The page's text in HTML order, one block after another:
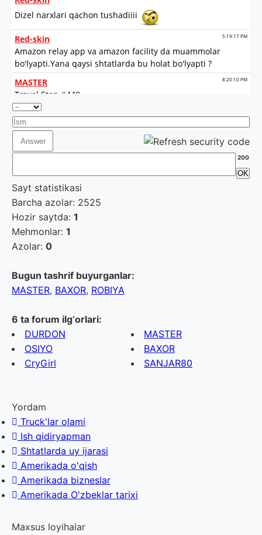
200
Sayt statistikasi
Barcha azolar: 2525
Hozir saytda: 1
Mehmonlar: 1
Azolar: 0
Bugun tashrif buyurganlar:
MASTER, BAXOR, ROBIYA
6 ta forum ilg‘orlari:
DURDON
MASTER
OSIYO
BAXOR
CryGirl
SANJAR80
Yordam
Truck'lar olami
Ish qidiryapman
Shtatlarda uy ijarasi
Amerikada o'qish
Amerikada bizneslar
Amerikada O'zbeklar tarixi
Maxsus loyihalar